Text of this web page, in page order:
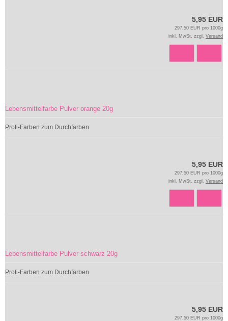
5,95 EUR
297,50 EUR pro 1000g
inkl. MwSt. zzgl. Versand
Lebensmittelfarbe Pulver orange 20g
Profi-Farben zum Durchfärben
5,95 EUR
297,50 EUR pro 1000g
inkl. MwSt. zzgl. Versand
Lebensmittelfarbe Pulver schwarz 20g
Profi-Farben zum Durchfärben
5,95 EUR
297,50 EUR pro 1000g